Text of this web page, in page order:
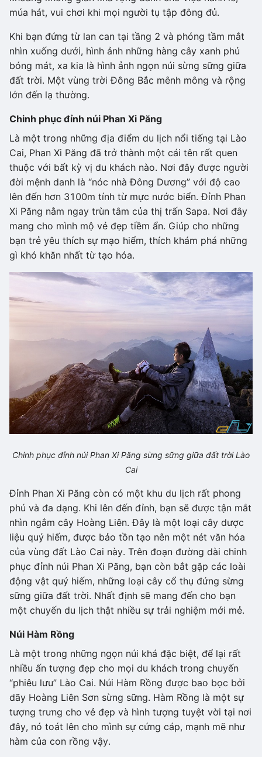
múa hát, vui chơi khi mọi người tụ tập đông đủ.
Khi bạn đứng từ lan can tại tầng 2 và phóng tầm mắt
nhìn xuống dưới, hình ảnh những hàng cây xanh phủ
bóng mát, xa kia là hình ảnh ngọn núi sừng sững giữa
đất trời. Một vùng trời Đông Bắc mênh mông và rộng
lớn đến lạ thường.
Chinh phục đỉnh núi Phan Xi Păng
Là một trong những địa điểm du lịch nổi tiếng tại Lào
Cai, Phan Xi Păng đã trở thành một cái tên rất quen
thuộc với bất kỳ vị du khách nào. Nơi đây được người
đời mệnh danh là “nóc nhà Đông Dương” với độ cao
lên đến hơn 3100m tính từ mực nước biển. Đỉnh Phan
Xi Păng nằm ngay trùn tâm của thị trấn Sapa. Nơi đây
mang cho mình mộ vẻ đẹp tiềm ẩn. Giúp cho những
bạn trẻ yêu thích sự mạo hiểm, thích khám phá những
gì khó khăn nhất từ tạo hóa.
Chinh phục đỉnh núi Phan Xi Păng sừng sững giữa đất trời Lào
Cai
Đỉnh Phan Xi Păng còn có một khu du lịch rất phong
phú và đa dạng. Khi lên đến đỉnh, bạn sẽ được tận mắt
nhìn ngắm cây Hoàng Liên. Đây là một loại cây dược
liệu quý hiếm, được bảo tồn tạo nên một nét văn hóa
của vùng đất Lào Cai này. Trên đoạn đường dài chinh
phục đỉnh núi Phan Xi Păng, bạn còn bắt gặp các loài
động vật quý hiếm, những loại cây cổ thụ đứng sừng
sững giữa đất trời. Nhất định sẽ mang đến cho bạn
một chuyến du lịch thật nhiều sự trải nghiệm mới mẻ.
Núi Hàm Rồng
Là một trong những ngọn núi khá đặc biệt, để lại rất
nhiều ấn tượng đẹp cho mọi du khách trong chuyến
“phiêu lưu” Lào Cai. Núi Hàm Rồng được bao bọc bởi
dãy Hoàng Liên Sơn sừng sững. Hàm Rồng là một sự
tượng trưng cho vẻ đẹp và hình tượng tuyệt vời tại nơi
đây, nó toát lên cho mình sự cứng cáp, mạnh mẽ như
hàm của con rồng vậy.